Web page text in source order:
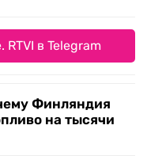
в Telegram
Финляндия
на тысячи